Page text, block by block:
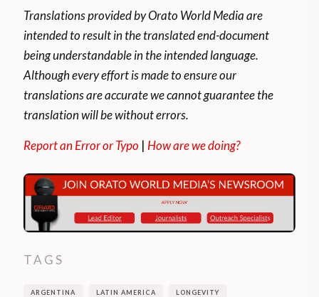
Translations provided by Orato World Media are
intended to result in the translated end-document
being understandable in the intended language.
Although every effort is made to ensure our
translations are accurate we cannot guarantee the
translation will be without errors.
Report an Error or Typo |How are we doing?
TAGS
ARGENTINA LATIN AMERICA LONGEVITY